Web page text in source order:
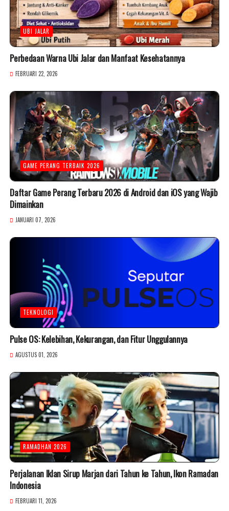
UBI JALAR
Perbedaan Warna Ubi Jalar dan Manfaat Kesehatannya
FEBRUARI 22, 2026
GAME PERANG TERBAIK 2026
Daftar Game Perang Terbaru 2026 di Android dan iOS yang Wajib
Dimainkan
JANUARI 07, 2026
TEKNOLOGI
Pulse OS: Kelebihan, Kekurangan, dan Fitur Unggulannya
AGUSTUS 01, 2026
RAMADHAN 2026
Perjalanan Iklan Sirup Marjan dari Tahun ke Tahun, Ikon Ramadan
Indonesia
FEBRUARI 11, 2026